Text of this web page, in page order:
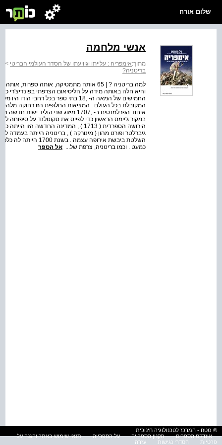
שלום אורח
אנשי מלחמה
מתוך:אימפריה : עלייתו וגוויעתו של הסדר העולמי הבריטי >
בריטניה?
למה בריטניה ? | 65 אותה מתמטיקה, אותה
והיא חלה באותה מידה על הליסיאום הצרפתי בפונדיצ'רי
החמישים של המאה ה- ,18 בתי ספר בכל
המקובלת בכל העולם . המציאות החלופית הזו רחוקה מלהיות
איחוד הפרלמנטים ב- ,1707 מיזוג
במקור ג'יימס הראשון כדי לפייס את סקוטלנד על סיפוחה
הירושה הספרדית ( 1713 ) , המדינה
גיברלטר ופורט מהון ( מינורקה ) , בריטניה הייתה בעמדה
השלטת ביבשת אירופה
כמעט . וכמו בריטניה, צרפת של... אל הספר
© מטח - המרכז לטכנולוגיה חינוכית
אינדקס הספרים
תקנון הספרייה על הספרייה
תנאי שימוש באתר והגנה על
פרטיות
הסדרי נגישות עזרה